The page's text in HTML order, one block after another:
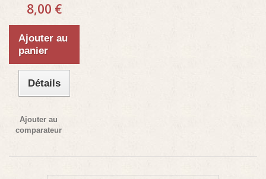
8,00 €
Ajouter au
panier
Détails
Ajouter au
comparateur